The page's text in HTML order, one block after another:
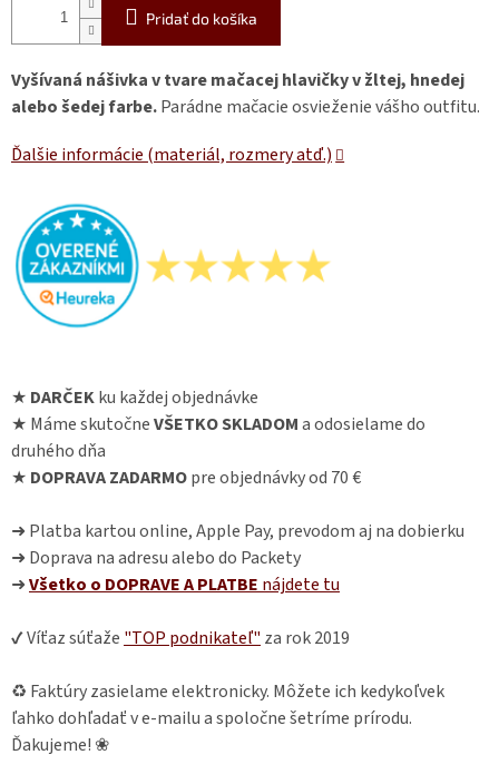
Pridať do košíka
Vyšívaná nášivka v tvare mačacej hlavičky v žltej, hnedej
alebo šedej farbe.Parádne mačacie osvieženie vášho outfitu.
Ďalšie informácie (materiál, rozmery atď.)
★ DARČEKku každej objednávke
★ Máme skutočneVŠETKO SKLADOMa odosielame do
druhého dňa
★ DOPRAVA ZADARMOpre objednávky od 70 €
➜ Platba kartou online, Apple Pay, prevodom aj na dobierku
➜ Doprava na adresu alebo do Packety
➜Všetko o DOPRAVE A PLATBE nájdete tu
✔ Víťaz súťaže "TOP podnikateľ" za rok 2019
♻ Faktúry zasielame elektronicky. Môžete ich kedykoľvek
ľahko dohľadať v e-mailu a spoločne šetríme prírodu.
Ďakujeme! ❀